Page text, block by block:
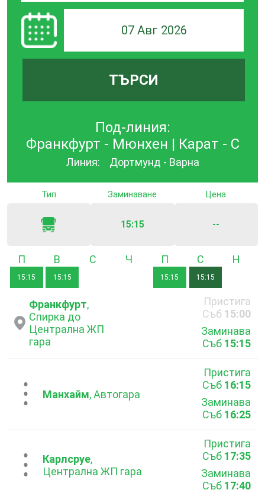
07 Авг 2026
ТЪРСИ
Под-линия:
Франкфурт - Мюнхен | Карат - С
Линия: Дортмунд - Варна
Тип Заминаване
15:15
Цена
--
Понеделник
15:15
Вторник
15:15
Четвъртък
15:15
Събота
15:15
Франкфурт,
Спирка до
Централна ЖП
гара
Пристига
Съб 15:00
Заминава
Съб 15:15
...Манхайм, Автогара
Пристига
Съб 16:15
Заминава
Съб 16:25
...Карлсруе,
Централна ЖП гара
Пристига
Съб 17:35
Заминава
Съб 17:40